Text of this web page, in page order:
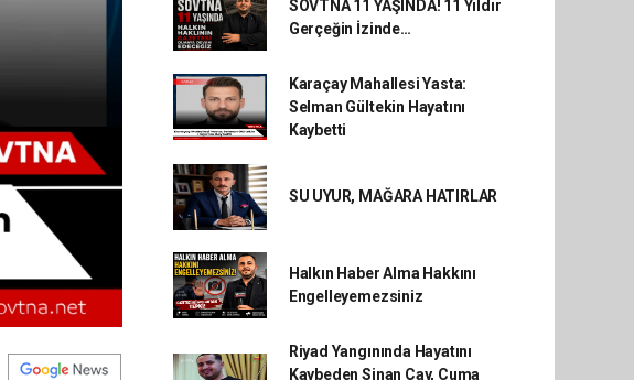
SOVTNA 11 YAŞINDA! 11 Yıldır
Gerçeğin İzinde…
Karaçay Mahallesi Yasta:
Selman Gültekin Hayatını
Kaybetti
SU UYUR, MAĞARA HATIRLAR
Halkın Haber Alma Hakkını
Engelleyemezsiniz
Riyad Yangınında Hayatını
Kaybeden Sinan Çay, Cuma